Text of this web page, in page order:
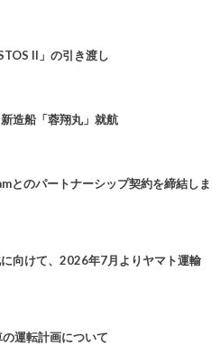
II」の引き渡し
造船「蓉翔丸」就航
とのパートナーシップ契約を締結しま
に向けて、2026年7月よりヤマト運輸
運転計画について